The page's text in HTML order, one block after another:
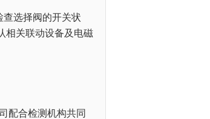
选择阀的开关状
相关联动设备及电磁
配合检测机构共同